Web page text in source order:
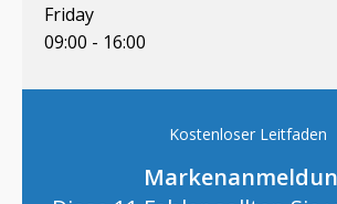
Friday
09:00 - 16:00
Kostenloser Leitfaden